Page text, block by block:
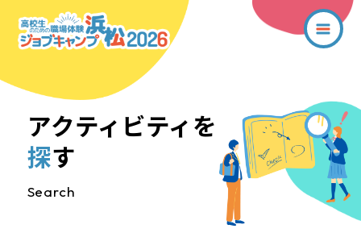
アクティビティを
探す
Search